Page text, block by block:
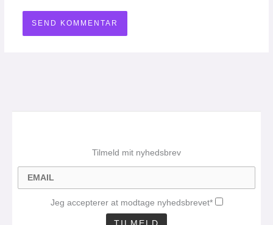
Tilmeld mit nyhedsbrev
Jeg accepterer at modtage nyhedsbrevet*